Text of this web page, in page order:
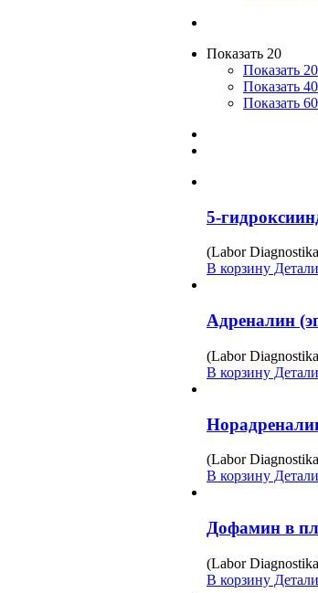
Показать 20
Показать 20
Показать 40
Показать 60
5-
(Labor
В корзину Детали
Адреналин
(Labor
В корзину Детали
(Labor
В корзину Детали
Дофамин в
(Labor
В корзину Детали